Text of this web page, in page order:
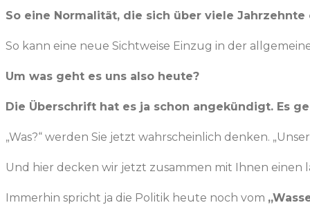
So eine Normalität, die sich über viele
So kann eine neue Sichtweise Einzug in der
Um was geht es uns also heute?
Die Überschrift hat es ja schon angekündigt. Es
„Was?“ werden Sie jetzt wahrscheinlich denken.
Und hier decken wir jetzt zusammen mit Ihnen einen
Immerhin spricht ja die Politik heute noch vom